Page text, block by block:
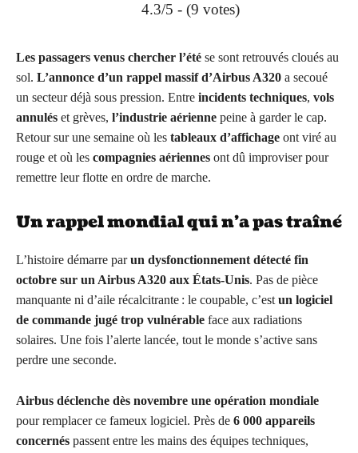
4.3/5 - (9 votes)
Les passagers venus chercher l’été se sont retrouvés cloués au
sol. L’annonce d’un rappel massif d’Airbus A320 a secoué
un secteur déjà sous pression. Entre incidents techniques, vols
annulés et grèves, l’industrie aérienne peine à garder le cap.
Retour sur une semaine où les tableaux d’affichage ont viré au
rouge et où les compagnies aériennes ont dû improviser pour
remettre leur flotte en ordre de marche.
Un rappel mondial qui n’a pas traîné
L’histoire démarre parun dysfonctionnement détecté fin
octobre sur un Airbus A320 aux États-Unis. Pas de pièce
manquante ni d’aile récalcitrante : le coupable, c’est un logiciel
de commande jugé trop vulnérable face aux radiations
solaires. Une fois l’alerte lancée, tout le monde s’active sans
perdre une seconde.
Airbus déclenche dès novembre une opération mondiale
pour remplacer ce fameux logiciel. Près de 6 000 appareils
concernés passent entre les mains des équipes techniques,